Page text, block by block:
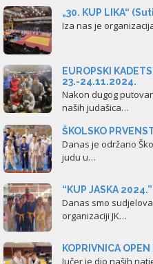
„30. KUP LIKA“
Iza nas je
EUROPSKI
23.-24.11.2024.
Nakon dugog
naših judašica…
ŠKOLSKO
Danas je održano
judu u…
“KUP JASKA
Danas smo
organizaciji JK…
KOPRIVNICA
Jučer je dio naših